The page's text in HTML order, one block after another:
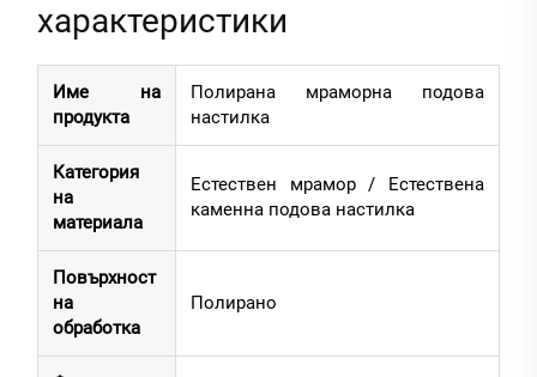
характеристики
Име на
продукта
Полирана мраморна подова
настилка
Категория
на
материала
Естествен мрамор / Естествена
каменна подова настилка
Повърхност
на
обработка
Полирано